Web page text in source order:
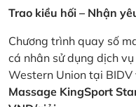
Trao kiều hối – Nhận
Chương trình quay số
cá nhân sử dụng dịch
Western Union tại
Massage KingSport